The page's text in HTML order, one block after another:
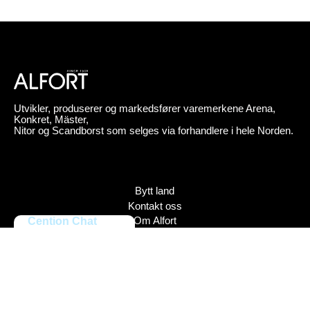
Utvikler, produserer og markedsfører varemerkene Arena,
Konkret, Mäster,
Nitor og Scandborst som selges via forhandlere i hele Norden.
Bytt land
Kontakt oss
Om Alfort
Cention Chat